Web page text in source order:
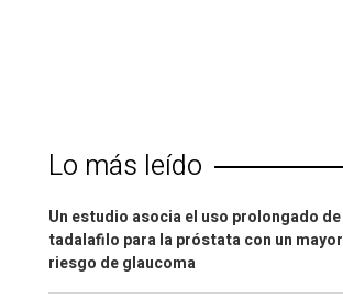
Lo más leído
Un estudio asocia el uso prolongado de
tadalafilo para la próstata con un mayor
riesgo de glaucoma